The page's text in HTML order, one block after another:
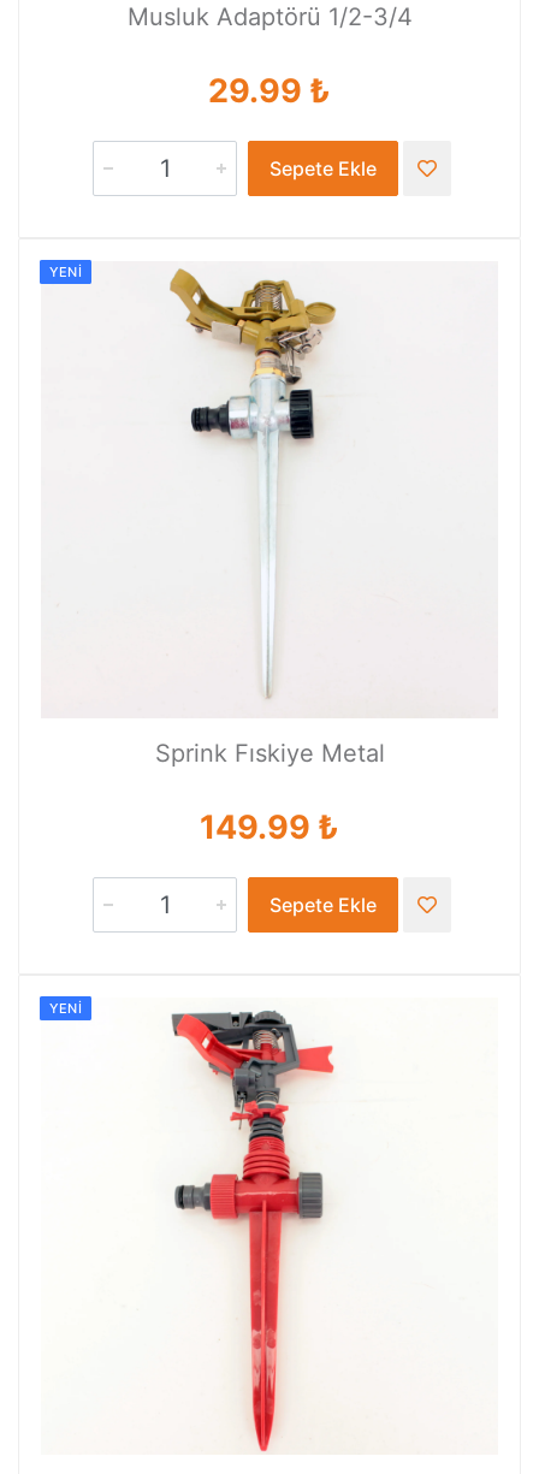
Musluk Adaptörü 1/2-3/4
29.99 ₺
Sepete Ekle
YENI
Sprink Fıskiye Metal
149.99 ₺
Sepete Ekle
YENI